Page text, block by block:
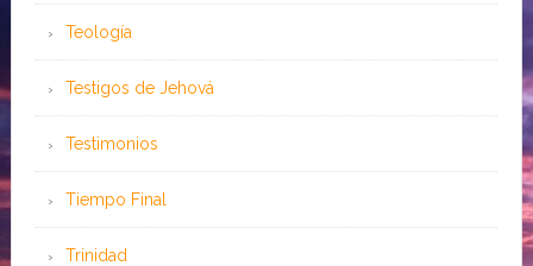
Teología
Testigos de Jehová
Testimonios
Tiempo Final
Trinidad